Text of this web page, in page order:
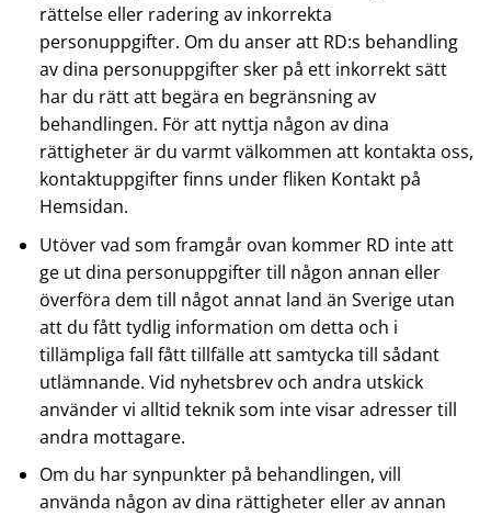
rättelse eller radering av inkorrekta
personuppgifter. Om du anser att RD:s behandling
av dina personuppgifter sker på ett inkorrekt sätt
har du rätt att begära en begränsning av
behandlingen. För att nyttja någon av dina
rättigheter är du varmt välkommen att kontakta oss,
kontaktuppgifter finns under fliken Kontakt på
Hemsidan.
Utöver vad som framgår ovan kommer RD inte att
ge ut dina personuppgifter till någon annan eller
överföra dem till något annat land än Sverige utan
att du fått tydlig information om detta och i
tillämpliga fall fått tillfälle att samtycka till sådant
utlämnande. Vid nyhetsbrev och andra utskick
använder vi alltid teknik som inte visar adresser till
andra mottagare.
Om du har synpunkter på behandlingen, vill
använda någon av dina rättigheter eller av annan